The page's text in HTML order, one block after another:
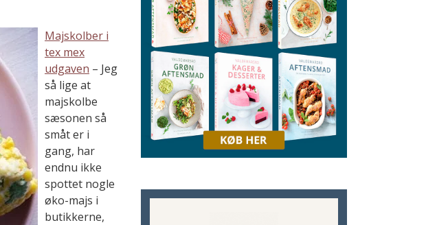
Majskolber i
tex mex
udgaven – Jeg
så lige at
majskolbe
sæsonen så
småt er i
gang, har
endnu ikke
spottet nogle
øko-majs i
butikkerne,